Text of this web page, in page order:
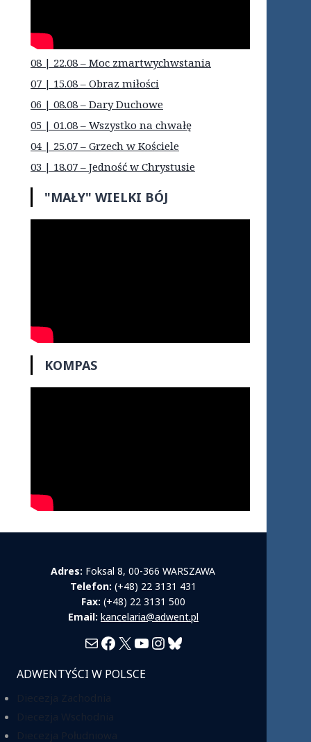
08 | 22.08 – Moc zmartwychwstania
07 | 15.08 – Obraz miłości
06 | 08.08 – Dary Duchowe
05 | 01.08 – Wszystko na chwałę
04 | 25.07 – Grzech w Kościele
03 | 18.07 – Jedność w Chrystusie
"MAŁY" WIELKI BÓJ
KOMPAS
Adres: Foksal 8, 00-366 WARSZAWA
Telefon: (+48) 22 3131 431
Fax: (+48) 22 3131 500
Email: kancelaria@adwent.pl
MailFacebook
X YouTube
Instagram
Bluesky
ADWENTYŚCI W POLSCE